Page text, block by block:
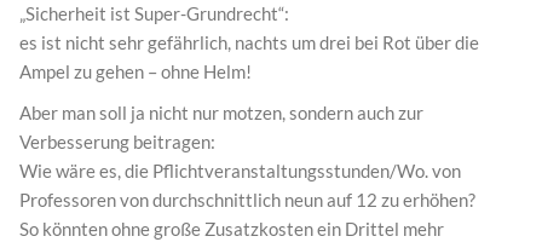
„Sicherheit ist Super-Grundrecht“:
es ist nicht sehr gefährlich, nachts um drei bei Rot über die
Ampel zu gehen – ohne Helm!
Aber man soll ja nicht nur motzen, sondern auch zur
Verbesserung beitragen:
Wie wäre es, die Pflichtveranstaltungsstunden/Wo. von
Professoren von durchschnittlich neun auf 12 zu erhöhen?
So könnten ohne große Zusatzkosten ein Drittel mehr